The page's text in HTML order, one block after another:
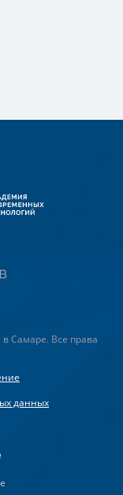
Самаре. Все права
данных